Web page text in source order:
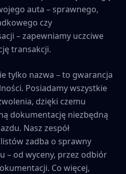
auta – sprawnego,
czy
– zapewniamy uczciwe
transakcji.
tylko nazwa – to gwarancja
Posiadamy wszystkie
dzięki czemu
dokumentację niezbędną
Nasz zespół
zadba o sprawny
– od wyceny, przez odbiór
Co więcej,